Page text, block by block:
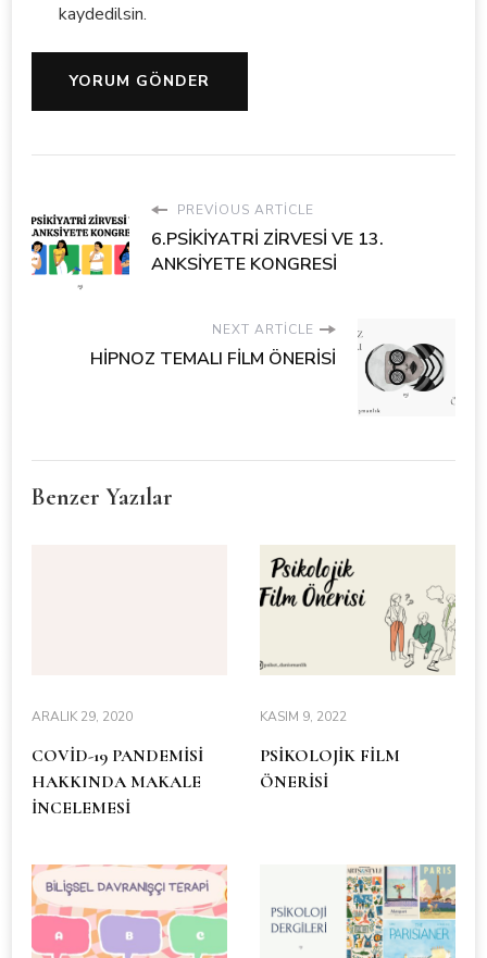
kaydedilsin.
PREVIOUS ARTICLE
6.PSİKİYATRİ ZİRVESİ VE 13.
ANKSİYETE KONGRESİ
NEXT ARTICLE
HİPNOZ TEMALI FİLM ÖNERİSİ
Benzer Yazılar
ARALIK 29, 2020
COVİD-19 PANDEMİSİ
HAKKINDA MAKALE
İNCELEMESİ
KASIM 9, 2022
PSİKOLOJİK FİLM
ÖNERİSİ